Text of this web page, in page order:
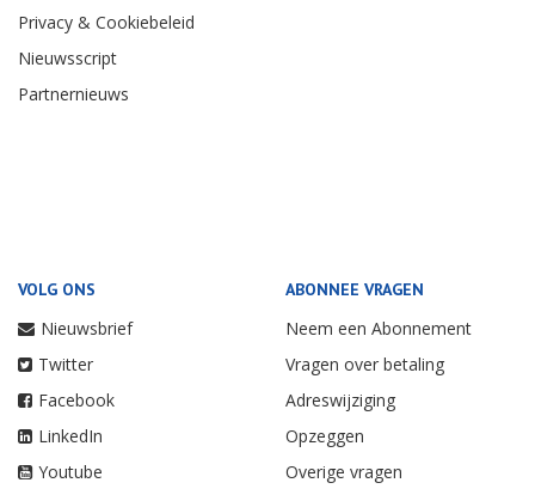
Privacy & Cookiebeleid
Nieuwsscript
Partnernieuws
VOLG ONS
Nieuwsbrief
Twitter
Facebook
LinkedIn
Youtube
ABONNEE VRAGEN
Neem een Abonnement
Vragen over betaling
Adreswijziging
Opzeggen
Overige vragen